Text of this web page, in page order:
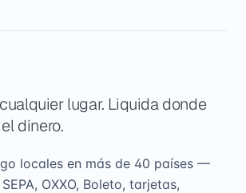
lugar. Liquida donde
dinero.
locales en más de 40 países —
SEPA, OXXO, Boleto, tarjetas,